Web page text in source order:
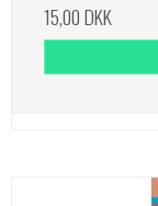
15,00 DKK